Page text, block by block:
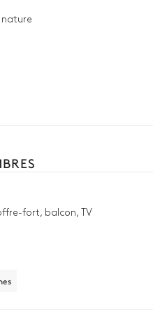
nature
fort, balcon, TV